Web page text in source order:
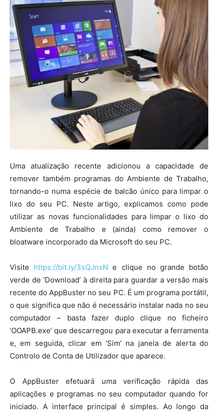
Uma atualização recente adicionou a capacidade de
remover também programas do Ambiente de Trabalho,
tornando-o numa espécie de balcão único para limpar o
lixo do seu PC. Neste artigo, explicamos como pode
utilizar as novas funcionalidades para limpar o lixo do
Ambiente de Trabalho e (ainda) como remover o
bloatware incorporado da Microsoft do seu PC.
Visite https://bit.ly/3sQJnxN e clique no grande botão
verde de ‘Download’ à direita para guardar a versão mais
recente do AppBuster no seu PC. É um programa portátil,
o que significa que não é necessário instalar nada no seu
computador – basta fazer duplo clique no ficheiro
‘OOAPB.exe’ que descarregou para executar a ferramenta
e, em seguida, clicar em ‘Sim’ na janela de alerta do
Controlo de Conta de Utilizador que aparece.
O AppBuster efetuará uma verificação rápida das
aplicações e programas no seu computador quando for
iniciado. A interface principal é simples. Ao longo da